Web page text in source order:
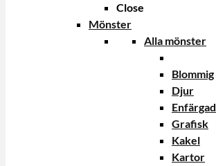
Close
Mönster
Alla mönster
Blommig
Djur
Enfärgad
Grafisk
Kakel
Kartor